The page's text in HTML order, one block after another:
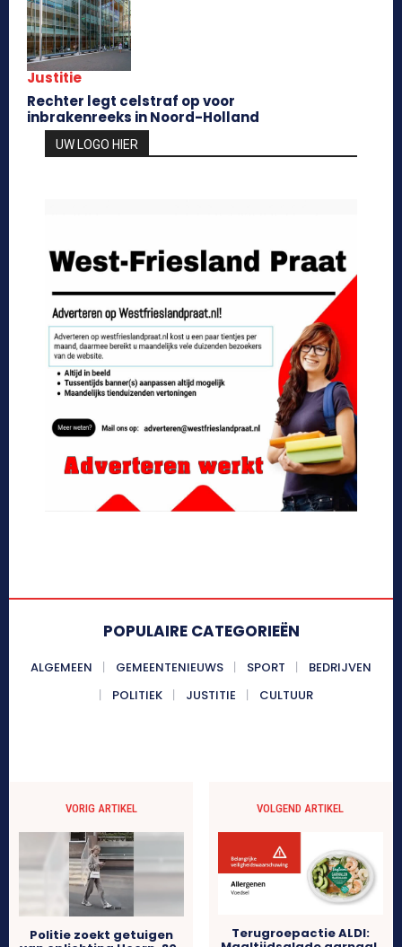
Justitie
Rechter legt celstraf op voor
inbrakenreeks in Noord-Holland
UW LOGO HIER
POPULAIRE CATEGORIEËN
ALGEMEEN GEMEENTENIEUWS SPORT
BEDRIJVEN
POLITIEK
JUSTITIE CULTUUR
VORIG ARTIKEL
Politie zoekt getuigen
VOLGEND ARTIKEL
Terugroepactie ALDI: